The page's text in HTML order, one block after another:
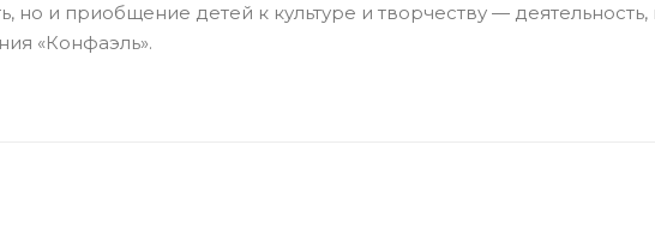
но и приобщение детей к культуре и творчеству —
«Конфаэль».